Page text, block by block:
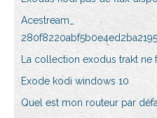
Acestream_
La collection exodus trakt ne
Exode kodi windows 10
Quel est mon routeur par